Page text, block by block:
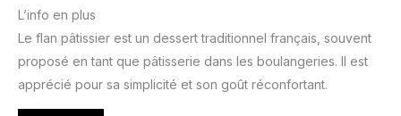
L’info en plus
Le flan pâtissier est un dessert traditionnel français, souvent
proposé en tant que pâtisserie dans les boulangeries. Il est
apprécié pour sa simplicité et son goût réconfortant.